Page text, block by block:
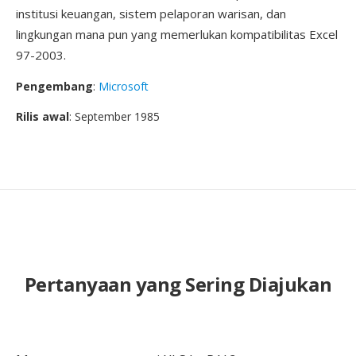
institusi keuangan, sistem pelaporan warisan, dan
lingkungan mana pun yang memerlukan kompatibilitas Excel
97-2003.
Pengembang: Microsoft
Rilis awal: September 1985
Pertanyaan yang Sering Diajukan